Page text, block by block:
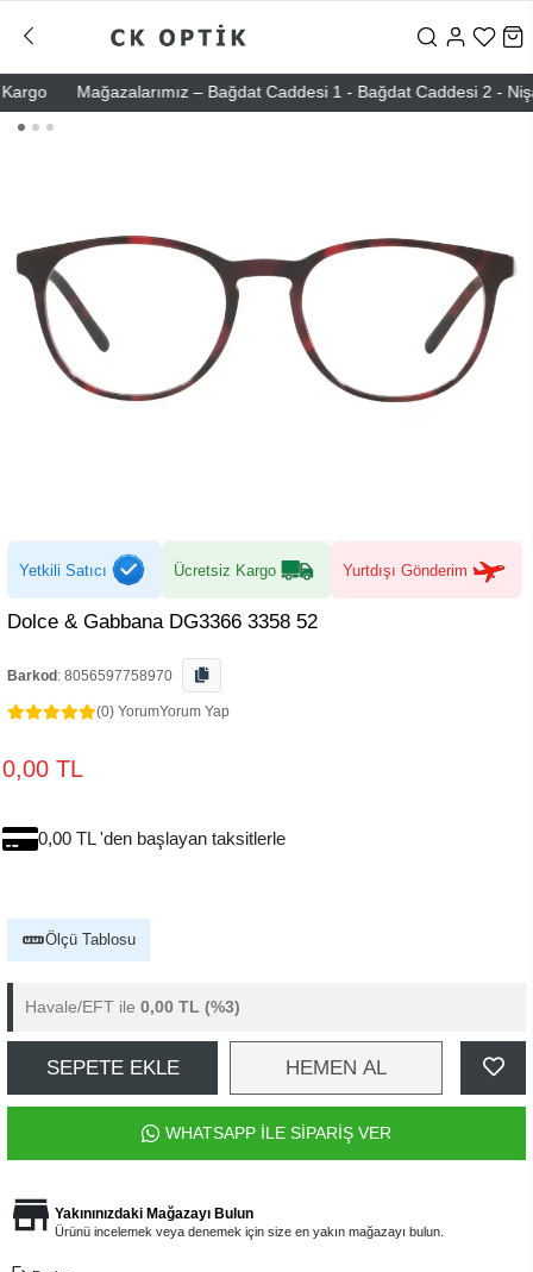
Mağazalarımız – Bağdat Caddesi 1 - Bağdat Caddesi 2 -
Yetkili Satıcı Ücretsiz Kargo Yurtdışı Gönderim
Dolce & Gabbana DG3366 3358 52
Barkod : 8056597758970
(0) YorumYorum Yap
0,00 TL
0,00 TL 'den başlayan taksitlerle
Ölçü Tablosu
Havale/EFT ile 0,00 TL (%3)
SEPETE EKLE HEMEN AL
WHATSAPP İLE SİPARİŞ VER
Yakınınızdaki Mağazayı Bulun
Ürünü incelemek veya denemek için size en yakın mağazayı bulun.